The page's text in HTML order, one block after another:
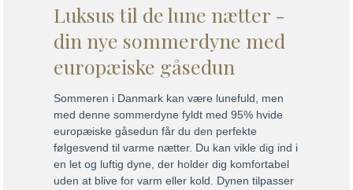
Luksus til de lune nætter -
din nye sommerdyne med
europæiske gåsedun
Sommeren i Danmark kan være lunefuld, men
med denne sommerdyne fyldt med 95% hvide
europæiske gåsedun får du den perfekte
følgesvend til varme nætter. Du kan vikle dig ind i
en let og luftig dyne, der holder dig komfortabel
uden at blive for varm eller kold. Dynen tilpasser